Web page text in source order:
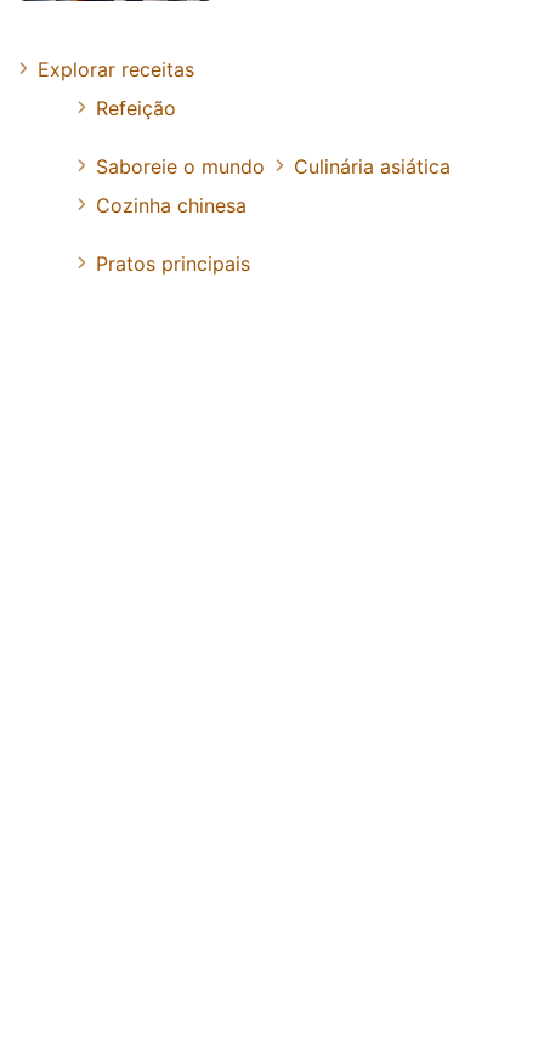
Explorar receitas
Refeição
Saboreie o mundo
Culinária asiática
Cozinha chinesa
Pratos principais